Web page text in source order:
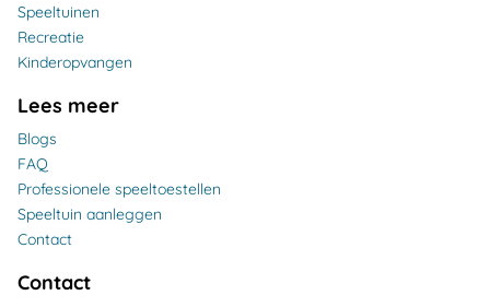
Speeltuinen
Recreatie
Kinderopvangen
Lees meer
Blogs
FAQ
Professionele speeltoestellen
Speeltuin aanleggen
Contact
Contact